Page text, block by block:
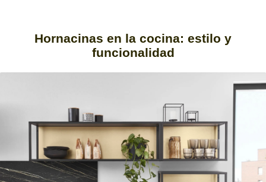
Hornacinas en la cocina: estilo y
funcionalidad